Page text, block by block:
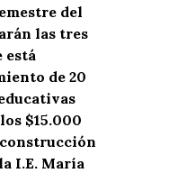
del
las tres
está
de 20
$15.000
I.E. María